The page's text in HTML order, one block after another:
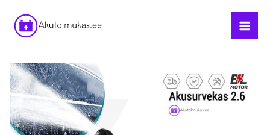
content
Akusurvekas
2.6
kogus